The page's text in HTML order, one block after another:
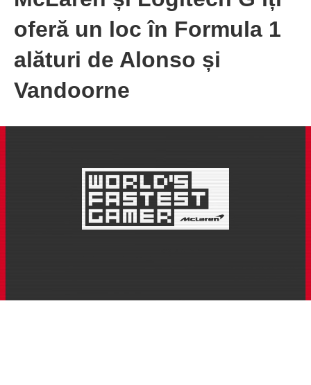
oferă un loc în Formula 1
alături de Alonso și
Vandoorne